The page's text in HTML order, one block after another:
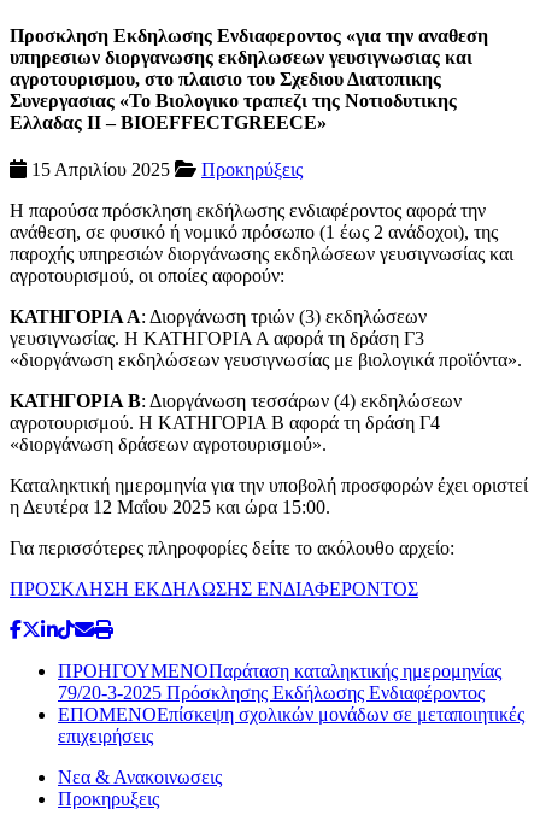
Προσκληση Εκδηλωσης Ενδιαφεροντος «για την αναθεση
υπηρεσιων διοργανωσης εκδηλωσεων γευσιγνωσιας και
αγροτουρισμου, στο πλαισιο του Σχεδιου Διατοπικης
Συνεργασιας «Το Βιολογικο τραπεζι της Νοτιοδυτικης
Ελλαδας ΙΙ – BIOEFFECTGREECE»
15 Απριλίου 2025
Προκηρύξεις
Η παρούσα πρόσκληση εκδήλωσης ενδιαφέροντος αφορά την
ανάθεση, σε φυσικό ή νομικό πρόσωπο (1 έως 2 ανάδοχοι), της
παροχής υπηρεσιών διοργάνωσης εκδηλώσεων γευσιγνωσίας και
αγροτουρισμού, οι οποίες αφορούν:
ΚΑΤΗΓΟΡΙΑ Α: Διοργάνωση τριών (3) εκδηλώσεων
γευσιγνωσίας. Η ΚΑΤΗΓΟΡΙΑ Α αφορά τη δράση Γ3
«διοργάνωση εκδηλώσεων γευσιγνωσίας με βιολογικά προϊόντα».
ΚΑΤΗΓΟΡΙΑ Β: Διοργάνωση τεσσάρων (4) εκδηλώσεων
αγροτουρισμού. Η ΚΑΤΗΓΟΡΙΑ Β αφορά τη δράση Γ4
«διοργάνωση δράσεων αγροτουρισμού».
Καταληκτική ημερομηνία για την υποβολή προσφορών έχει οριστεί
η Δευτέρα 12 Μαΐου 2025 και ώρα 15:00.
Για περισσότερες πληροφορίες δείτε το ακόλουθο αρχείο:
ΠΡΟΣΚΛΗΣΗ ΕΚΔΗΛΩΣΗΣ ΕΝΔΙΑΦΕΡΟΝΤΟΣ
ΠΡΟΗΓΟΥΜΕΝΟΠαράταση καταληκτικής ημερομηνίας
79/20-3-2025 Πρόσκλησης Εκδήλωσης Ενδιαφέροντος
ΕΠΟΜΕΝΟΕπίσκεψη σχολικών μονάδων σε μεταποιητικές
επιχειρήσεις
Νεα & Ανακοινωσεις
Προκηρυξεις